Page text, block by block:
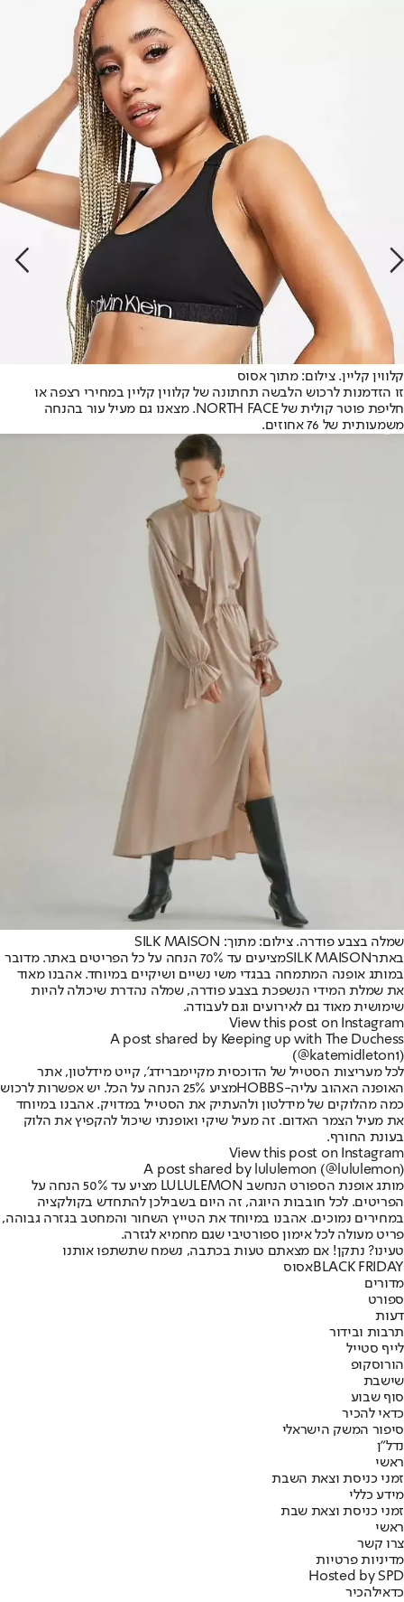
קלווין קליין. צילום: מתוך אסוס
זו הזדמנות לרכוש הלבשה תחתונה של קלווין קליין במחירי רצפה או
חליפת פוטר קולית של NORTH FACE. מצאנו גם מעיל עור בהנחה
משמעותית של 76 אחוזים.
שמלה בצבע פודרה. צילום: מתוך: SILK MAISON
באתרSILK MAISON
מציעים עד 70% הנחה על כל הפריטים באתר. מדובר
במותג אופנה המתמחה בבגדי משי נשיים ושיקיים במיוחד. אהבנו מאוד
את שמלת המידי הנשפכת בצבע פודרה, שמלה נהדרת שיכולה להיות
שימושית מאוד גם לאירועים וגם לעבודה.
View this post on Instagram
A post shared by Keeping up with The Duchess
(@katemidleton1)
לכל מעריצות הסטייל של הדוכסית מקיימברידג', קייט מידלטון, אתר
האופנה האהוב עליה-HOBBS
מציע 25% הנחה על הכל. יש אפשרות לרכוש
כמה מהלוקים של מידלטון ולהעתיק את הסטייל במדויק. אהבנו במיוחד
את מעיל הצמר האדום. זה מעיל שיקי ואופנתי שיכול להקפיץ את הלוק
בעונת החורף.
View this post on Instagram
A post shared by lululemon (@lululemon)
מותג אופנת הספורט הנחשב LULULEMON מציע עד 50% הנחה על
הפריטים. לכל חובבות היוגה, זה היום בשבילכן להתחדש בקולקציה
במחירים נמוכים. אהבנו במיוחד את הטייץ השחור והמחטב בגזרה גבוהה,
פריט מעולה לכל אימון ספורטיבי שגם מחמיא לגזרה.
טעינו? נתקן! אם מצאתם טעות בכתבה, נשמח שתשתפו אותנו
BLACK FRIDAYאסוס
מדורים
ספורט
דעות
תרבות ובידור
לייף סטייל
הורוסקופ
שישבת
סוף שבוע
כדאי להכיר
סיפור המשק הישראלי
נדל"ן
ראשי
זמני כניסת וצאת השבת
מידע כללי
זמני כניסת וצאת שבת
ראשי
צרו קשר
מדיניות פרטיות
Hosted by SPD
כדאילהכיר